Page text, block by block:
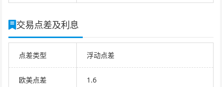
交易点差及利息
点差类型 浮动点差
欧美点差 1.6